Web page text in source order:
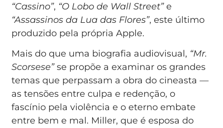
“Cassino”, “O Lobo de Wall Street”e
“Assassinos da Lua das Flores”, este último
produzido pela própria Apple.
Mais do que uma biografia audiovisual, “Mr.
Scorsese”se propõe a examinar os grandes
temas que perpassam a obra do cineasta —
as tensões entre culpa e redenção, o
fascínio pela violência e o eterno embate
entre bem e mal. Miller, que é esposa do